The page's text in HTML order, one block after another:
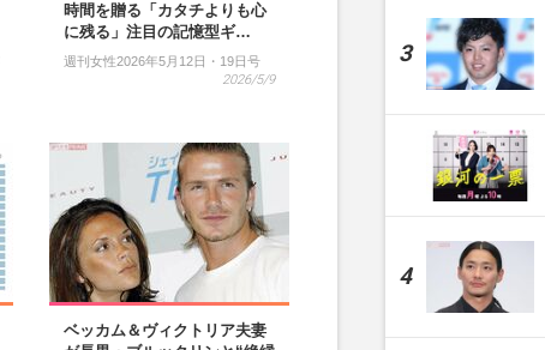
時間を贈る「カタチよりも心
に残る」注目の記憶型ギ…
週刊女性2026年5月12日・19日号
2026/5/9
ベッカム＆ヴィクトリア夫妻